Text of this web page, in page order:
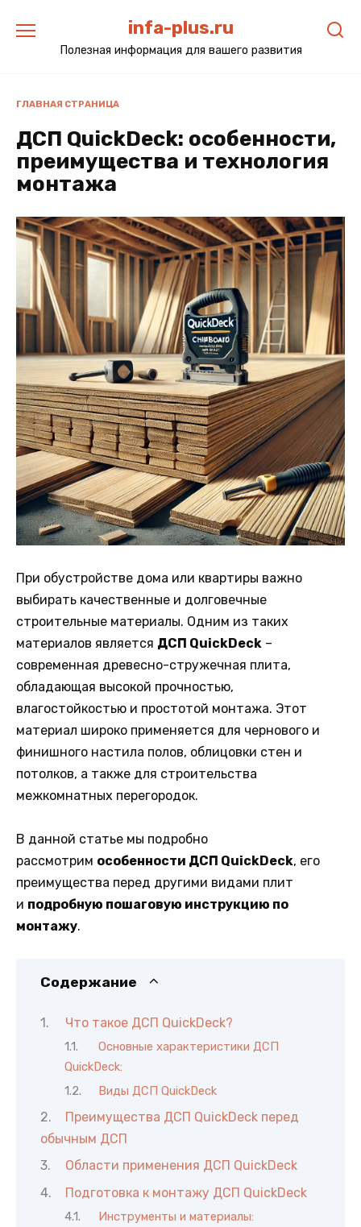
содержанию
infa-plus.ru
Полезная информация для вашего развития
ГЛАВНАЯ СТРАНИЦА
ДСП QuickDeck: особенности,
преимущества и технология
монтажа
При обустройстве дома или квартиры важно
выбирать качественные и долговечные
строительные материалы. Одним из таких
материалов является ДСП QuickDeck –
современная древесно-стружечная плита,
обладающая высокой прочностью,
влагостойкостью и простотой монтажа. Этот
материал широко применяется для чернового и
финишного настила полов, облицовки стен и
потолков, а также для строительства
межкомнатных перегородок.
В данной статье мы подробно
рассмотрим особенности ДСП QuickDeck, его
преимущества перед другими видами плит
и подробную пошаговую инструкцию по
монтажу.
Содержание
Что такое ДСП QuickDeck?
Основные характеристики ДСП
QuickDeck:
Виды ДСП QuickDeck
Преимущества ДСП QuickDeck перед
обычным ДСП
Области применения ДСП QuickDeck
Подготовка к монтажу ДСП QuickDeck
Инструменты и материалы: